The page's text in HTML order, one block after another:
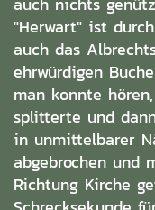
"Herwart" ist
auch das
ehrwürdigen
man konnte
splitterte und
in unmittelbarer
abgebrochen und
Richtung Kirche